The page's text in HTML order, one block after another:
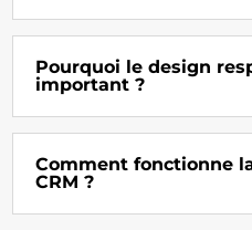
Pourquoi le design
important ?
Comment fonctionne
CRM ?